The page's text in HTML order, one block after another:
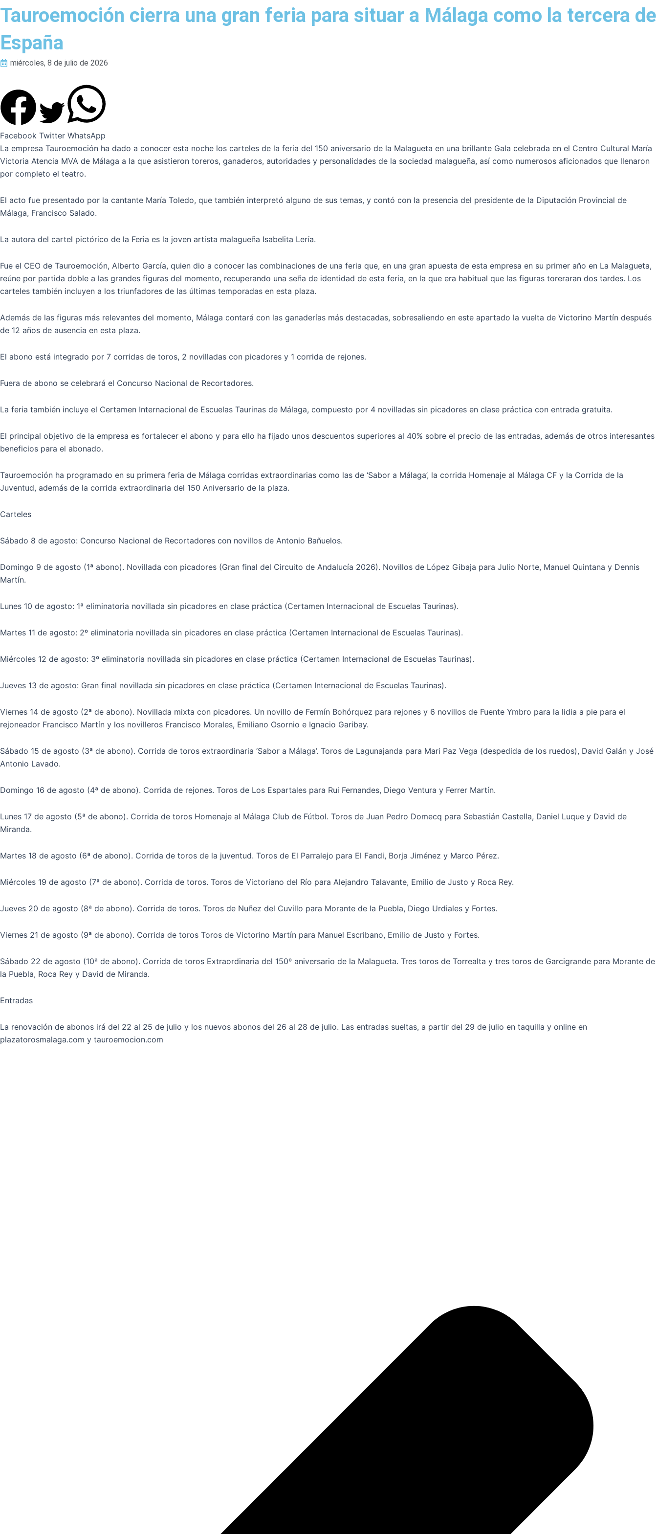
Tauroemoción cierra una gran feria para situar a Málaga como la tercera de
España
miércoles, 8 de julio de 2026
Facebook Twitter WhatsApp
La empresa Tauroemoción ha dado a conocer esta noche los carteles de la feria del 150 aniversario de la Malagueta en una brillante Gala celebrada en el Centro Cultural María
Victoria Atencia MVA de Málaga a la que asistieron toreros, ganaderos, autoridades y personalidades de la sociedad malagueña, así como numerosos aficionados que llenaron
por completo el teatro.
El acto fue presentado por la cantante María Toledo, que también interpretó alguno de sus temas, y contó con la presencia del presidente de la Diputación Provincial de
Málaga, Francisco Salado.
La autora del cartel pictórico de la Feria es la joven artista malagueña Isabelita Lería.
Fue el CEO de Tauroemoción, Alberto García, quien dio a conocer las combinaciones de una feria que, en una gran apuesta de esta empresa en su primer año en La Malagueta,
reúne por partida doble a las grandes figuras del momento, recuperando una seña de identidad de esta feria, en la que era habitual que las figuras toreraran dos tardes. Los
carteles también incluyen a los triunfadores de las últimas temporadas en esta plaza.
Además de las figuras más relevantes del momento, Málaga contará con las ganaderías más destacadas, sobresaliendo en este apartado la vuelta de Victorino Martín después
de 12 años de ausencia en esta plaza.
El abono está integrado por 7 corridas de toros, 2 novilladas con picadores y 1 corrida de rejones.
Fuera de abono se celebrará el Concurso Nacional de Recortadores.
La feria también incluye el Certamen Internacional de Escuelas Taurinas de Málaga, compuesto por 4 novilladas sin picadores en clase práctica con entrada gratuita.
El principal objetivo de la empresa es fortalecer el abono y para ello ha fijado unos descuentos superiores al 40% sobre el precio de las entradas, además de otros interesantes
beneficios para el abonado.
Tauroemoción ha programado en su primera feria de Málaga corridas extraordinarias como las de ‘Sabor a Málaga’, la corrida Homenaje al Málaga CF y la Corrida de la
Juventud, además de la corrida extraordinaria del 150 Aniversario de la plaza.
Carteles
Sábado 8 de agosto: Concurso Nacional de Recortadores con novillos de Antonio Bañuelos.
Domingo 9 de agosto (1ª abono). Novillada con picadores (Gran final del Circuito de Andalucía 2026). Novillos de López Gibaja para Julio Norte, Manuel Quintana y Dennis
Martín.
Lunes 10 de agosto: 1ª eliminatoria novillada sin picadores en clase práctica (Certamen Internacional de Escuelas Taurinas).
Martes 11 de agosto: 2º eliminatoria novillada sin picadores en clase práctica (Certamen Internacional de Escuelas Taurinas).
Miércoles 12 de agosto: 3º eliminatoria novillada sin picadores en clase práctica (Certamen Internacional de Escuelas Taurinas).
Jueves 13 de agosto: Gran final novillada sin picadores en clase práctica (Certamen Internacional de Escuelas Taurinas).
Viernes 14 de agosto (2ª de abono). Novillada mixta con picadores. Un novillo de Fermín Bohórquez para rejones y 6 novillos de Fuente Ymbro para la lidia a pie para el
rejoneador Francisco Martín y los novilleros Francisco Morales, Emiliano Osornio e Ignacio Garibay.
Sábado 15 de agosto (3ª de abono). Corrida de toros extraordinaria ‘Sabor a Málaga’. Toros de Lagunajanda para Mari Paz Vega (despedida de los ruedos), David Galán y José
Antonio Lavado.
Domingo 16 de agosto (4ª de abono). Corrida de rejones. Toros de Los Espartales para Rui Fernandes, Diego Ventura y Ferrer Martín.
Lunes 17 de agosto (5ª de abono). Corrida de toros Homenaje al Málaga Club de Fútbol. Toros de Juan Pedro Domecq para Sebastián Castella, Daniel Luque y David de
Miranda.
Martes 18 de agosto (6ª de abono). Corrida de toros de la juventud. Toros de El Parralejo para El Fandi, Borja Jiménez y Marco Pérez.
Miércoles 19 de agosto (7ª de abono). Corrida de toros. Toros de Victoriano del Río para Alejandro Talavante, Emilio de Justo y Roca Rey.
Jueves 20 de agosto (8ª de abono). Corrida de toros. Toros de Nuñez del Cuvillo para Morante de la Puebla, Diego Urdiales y Fortes.
Viernes 21 de agosto (9ª de abono). Corrida de toros Toros de Victorino Martín para Manuel Escribano, Emilio de Justo y Fortes.
Sábado 22 de agosto (10ª de abono). Corrida de toros Extraordinaria del 150º aniversario de la Malagueta. Tres toros de Torrealta y tres toros de Garcigrande para Morante de
la Puebla, Roca Rey y David de Miranda.
Entradas
La renovación de abonos irá del 22 al 25 de julio y los nuevos abonos del 26 al 28 de julio. Las entradas sueltas, a partir del 29 de julio en taquilla y online en
plazatorosmalaga.com y tauroemocion.com